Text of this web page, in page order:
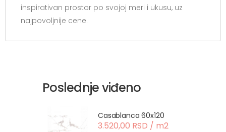
inspirativan prostor po svojoj meri i ukusu, uz
najpovoljnije cene.
Poslednje viđeno
Casablanca 60x120
3.520,00 RSD / m2